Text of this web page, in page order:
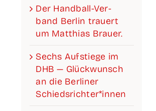
Der Han­­d­­­ball-Ver­­­­­
band Ber­lin trau­ert
um Mat­thi­as Brauer.
Sechs Auf­stie­ge im
DHB — Glück­wunsch
an die Ber­li­ner
Schiedsrichter*innen